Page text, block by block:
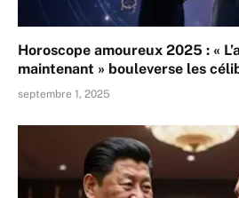
Horoscope amoureux 2025 : «
maintenant » bouleverse les
septembre 1, 2025